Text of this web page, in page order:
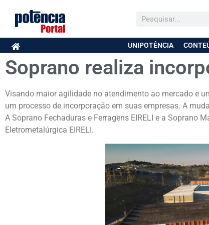
UNIPOTÊNCIA
Soprano realiza
Visando maior agilidade no atendimento ao mercado e
um processo de incorporação em suas empresas. A
A Soprano Fechaduras e Ferragens EIRELI e a Soprano
Eletrometalúrgica EIRELI.